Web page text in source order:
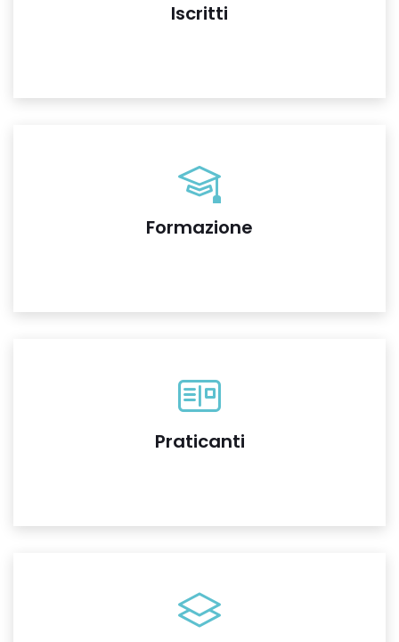
Iscritti
Formazione
Praticanti